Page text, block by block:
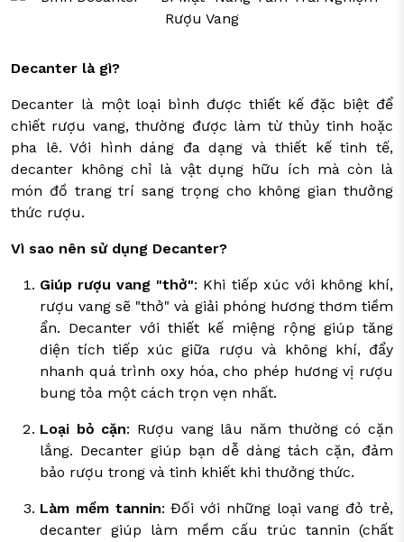
Decanter là gì?
Decanter là một loại bình được thiết kế đặc biệt để
chiết rượu vang, thường được làm từ thủy tinh hoặc
pha lê. Với hình dáng đa dạng và thiết kế tinh tế,
decanter không chỉ là vật dụng hữu ích mà còn là
món đồ trang trí sang trọng cho không gian thưởng
thức rượu.
Vì sao nên sử dụng Decanter?
Giúp rượu vang "thở": Khi tiếp xúc với không khí,
rượu vang sẽ "thở" và giải phóng hương thơm tiềm
ẩn. Decanter với thiết kế miệng rộng giúp tăng
diện tích tiếp xúc giữa rượu và không khí, đẩy
nhanh quá trình oxy hóa, cho phép hương vị rượu
bung tỏa một cách trọn vẹn nhất.
Loại bỏ cặn: Rượu vang lâu năm thường có cặn
lắng. Decanter giúp bạn dễ dàng tách cặn, đảm
bảo rượu trong và tinh khiết khi thưởng thức.
Làm mềm tannin: Đối với những loại vang đỏ trẻ,
decanter giúp làm mềm cấu trúc tannin (chất